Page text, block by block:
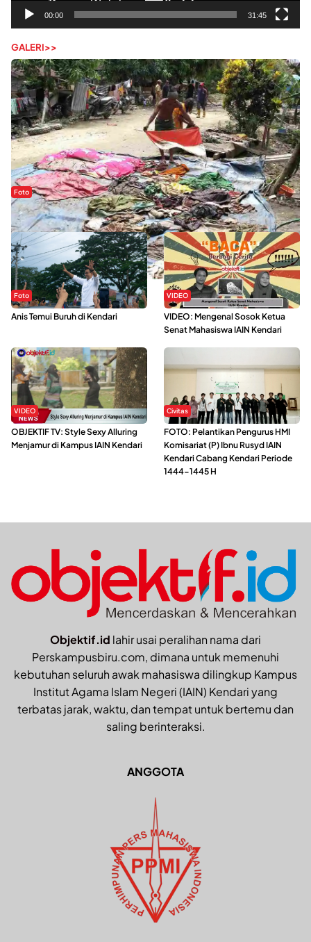
00:00 31:45
GALERI>>
Foto
Sejak Banjir Bandang, Warga Butuhkan Air Bersih
Foto
Anis Temui Buruh di Kendari
VIDEO
VIDEO: Mengenal Sosok Ketua
Senat Mahasiswa IAIN Kendari
VIDEO
OBJEKTIF TV: Style Sexy Alluring
Menjamur di Kampus IAIN Kendari
Civitas
FOTO: Pelantikan Pengurus HMI
Komisariat (P) Ibnu Rusyd IAIN
Kendari Cabang Kendari Periode
1444-1445 H
Objektif.id lahir usai peralihan nama dari
Perskampusbiru.com, dimana untuk memenuhi
kebutuhan seluruh awak mahasiswa dilingkup Kampus
Institut Agama Islam Negeri (IAIN) Kendari yang
terbatas jarak, waktu, dan tempat untuk bertemu dan
saling berinteraksi.
ANGGOTA